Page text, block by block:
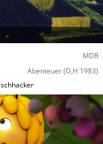
MDR
Abenteuer(D,H 1983)